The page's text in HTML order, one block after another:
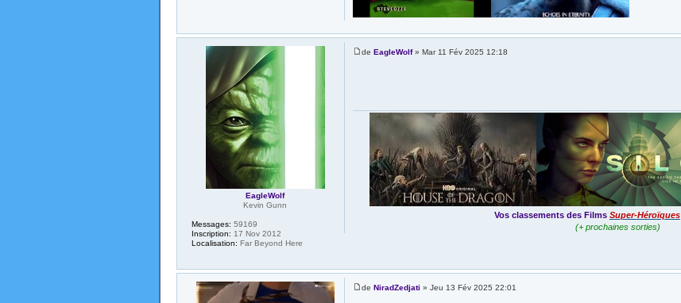
de EagleWolf» Mar 11 Fév 2025 12:18
Vos classements des Films Super-Héroïques
(+ prochaines sorties)
EagleWolf
Kevin Gunn
Messages: 59169
Inscription: 17 Nov 2012
Localisation: Far Beyond Here
de NiradZedjati » Jeu 13 Fév 2025 22:01